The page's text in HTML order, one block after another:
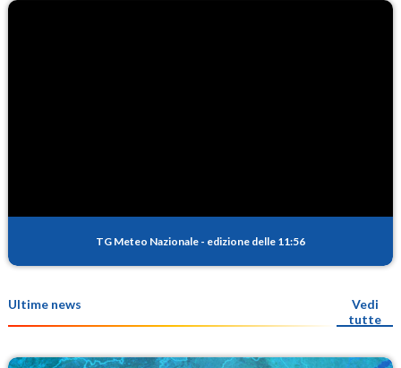
TG Meteo Nazionale - edizione delle 11:56
Ultime news
Vedi
tutte